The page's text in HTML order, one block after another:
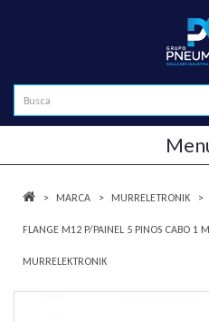
MARCA MURRELETRONIK
FLANGE M12 P/PAINEL 5 PINOS CABO 1
MURRELEKTRONIK